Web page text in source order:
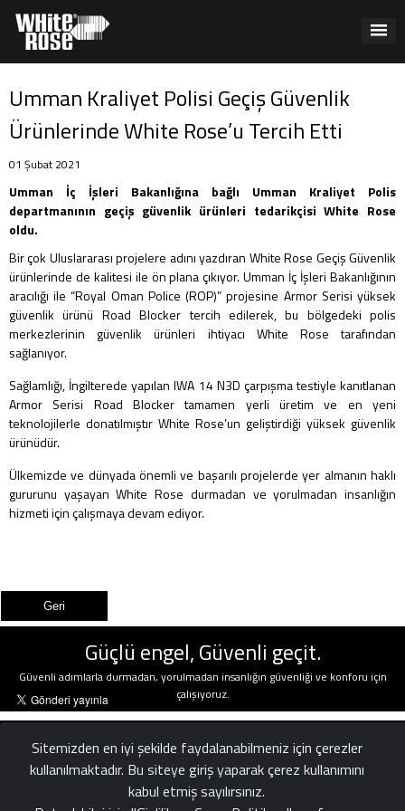
Umman Kraliyet Polisi Geçiş Güvenlik
Ürünlerinde White Rose’u Tercih Etti
01 Şubat 2021
Umman İç İşleri Bakanlığına bağlı Umman Kraliyet Polis
departmanının geçiş güvenlik ürünleri tedarikçisi White Rose
oldu.
Bir çok Uluslararası projelere adını yazdıran White Rose Geçiş Güvenlik
ürünlerinde de kalitesi ile ön plana çıkıyor. Umman İç İşleri Bakanlığının
aracılığı ile “Royal Oman Police (ROP)” projesine Armor Serisi yüksek
güvenlik ürünü Road Blocker tercih edilerek, bu bölgedeki polis
merkezlerinin güvenlik ürünleri ihtiyacı White Rose tarafından
sağlanıyor.
Sağlamlığı, İngilterede yapılan IWA 14 N3D çarpışma testiyle kanıtlanan
Armor Serisi Road Blocker tamamen yerli üretim ve en yeni
teknolojilerle donatılmıştır White Rose’un geliştirdiği yüksek güvenlik
ürünüdür.
Ülkemizde ve dünyada önemli ve başarılı projelerde yer almanın haklı
gururunu yaşayan White Rose durmadan ve yorulmadan insanlığın
hizmeti için çalışmaya devam ediyor.
Güçlü engel, Güvenli geçit.
Güvenli adımlarla durmadan, yorulmadan insanlığın güvenliği ve konforu için
çalışıyoruz.
Sitemizden en iyi şekilde faydalanabilmeniz için çerezler
kullanılmaktadır. Bu siteye giriş yaparak çerez kullanımını
kabul etmiş sayılırsınız.